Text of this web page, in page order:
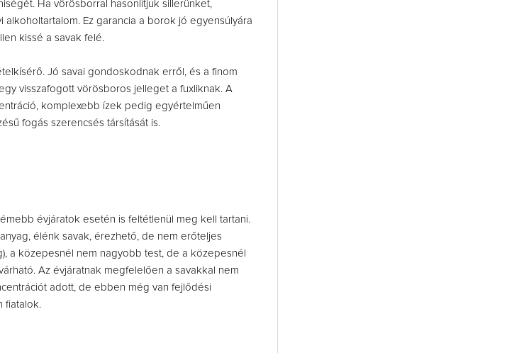
Ha vörösborral hasonlítjuk sillerünket,
alkoholtartalom. Ez garancia a borok jó egyensúlyára
kissé a savak felé.
Jó savai gondoskodnak erről, és a finom
visszafogott vörösboros jelleget a fuxliknak. A
komplexebb ízek pedig egyértelműen
fogás szerencsés társítását is.
évjáratok esetén is feltétlenül meg kell tartani.
élénk savak, érezhető, de nem erőteljes
a közepesnél nem nagyobb test, de a közepesnél
Az évjáratnak megfelelően a savakkal nem
adott, de ebben még van fejlődési
fiatalok.